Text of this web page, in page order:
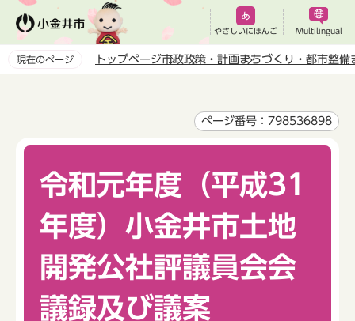
ペ
やさしいにほんご Multilingual
現在のページ トップページ市政政策・計画まちづくり・都市整備
ページ番号：798536898
令和元年度（平成31
年度）小金井市土地
開発公社評議員会会
議録及び議案